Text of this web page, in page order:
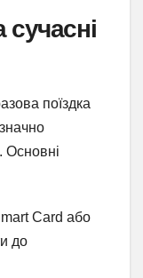
сучасні
поїздка
Основні
Card або
до